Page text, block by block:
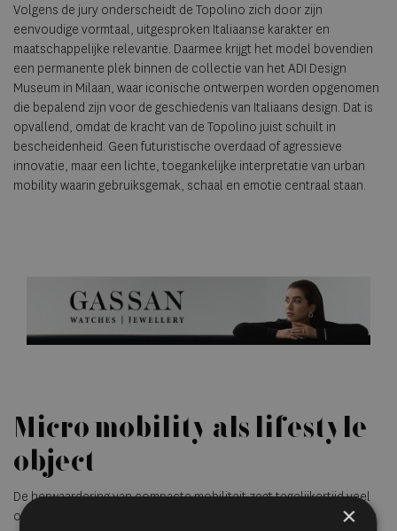
Volgens de jury onderscheidt de Topolino zich door zijn
eenvoudige vormtaal, uitgesproken Italiaanse karakter en
maatschappelijke relevantie. Daarmee krijgt het model bovendien
een permanente plek binnen de collectie van het ADI Design
Museum in Milaan, waar iconische ontwerpen worden opgenomen
die bepalend zijn voor de geschiedenis van Italiaans design. Dat is
opvallend, omdat de kracht van de Topolino juist schuilt in
bescheidenheid. Geen futuristische overdaad of agressieve
innovatie, maar een lichte, toegankelijke interpretatie van urban
mobility waarin gebruiksgemak, schaal en emotie centraal staan.
Micro mobility als lifestyle
object
De herwaardering van compacte mobiliteit zegt tegelijkertijd veel
over de manier waarop steden veranderen. Grotere auto’s passen
×